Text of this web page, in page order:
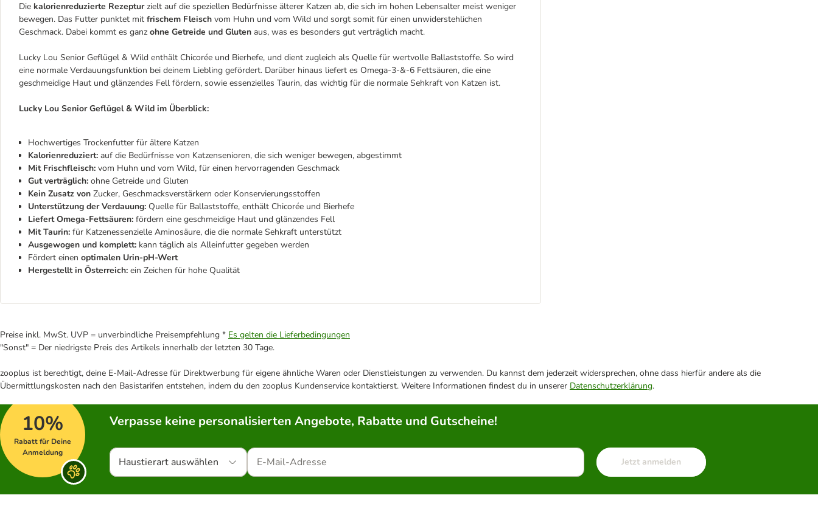
Die kalorienreduzierte Rezepturzielt auf die speziellen Bedürfnisse älterer Katzen ab, die sich im hohen Lebensalter meist weniger
bewegen. Das Futter punktet mit frischem Fleisch vom Huhn und vom Wild und sorgt somit für einen unwiderstehlichen
Geschmack. Dabei kommt es ganz ohne Getreide und Gluten aus, was es besonders gut verträglich macht.
Lucky Lou Senior Geflügel & Wild enthält Chicorée und Bierhefe, und dient zugleich als Quelle für wertvolle Ballaststoffe. So wird
eine normale Verdauungsfunktion bei deinem Liebling gefördert. Darüber hinaus liefert es Omega-3-&-6 Fettsäuren, die eine
geschmeidige Haut und glänzendes Fell fördern, sowie essenzielles Taurin, das wichtig für die normale Sehkraft von Katzen ist.
Lucky Lou Senior Geflügel & Wild im Überblick:
Hochwertiges Trockenfutter für ältere Katzen
Kalorienreduziert: auf die Bedürfnisse von Katzensenioren, die sich weniger bewegen, abgestimmt
Mit Frischfleisch: vom Huhn und vom Wild, für einen hervorragenden Geschmack
Gut verträglich: ohne Getreide und Gluten
Kein Zusatz von Zucker, Geschmacksverstärkern oder Konservierungsstoffen
Unterstützung der Verdauung: Quelle für Ballaststoffe, enthält Chicorée und Bierhefe
Liefert Omega-Fettsäuren: fördern eine geschmeidige Haut und glänzendes Fell
Mit Taurin: für Katzenessenzielle Aminosäure, die die normale Sehkraft unterstützt
Ausgewogen und komplett: kann täglich als Alleinfutter gegeben werden
Fördert einen optimalen Urin-pH-Wert
Hergestellt in Österreich: ein Zeichen für hohe Qualität
Preise inkl. MwSt. UVP = unverbindliche Preisempfehlung * Es gelten die Lieferbedingungen
"Sonst" = Der niedrigste Preis des Artikels innerhalb der letzten 30 Tage.
zooplus ist berechtigt, deine E-Mail-Adresse für Direktwerbung für eigene ähnliche Waren oder Dienstleistungen zu verwenden. Du kannst dem jederzeit widersprechen, ohne dass hierfür andere als die
Übermittlungskosten nach den Basistarifen entstehen, indem du den zooplus Kundenservice kontaktierst. Weitere Informationen findest du in unserer Datenschutzerklärung.
10%
Rabatt für Deine
Anmeldung
Verpasse keine personalisierten Angebote, Rabatte und Gutscheine!
Haustierart auswählen Jetzt anmelden